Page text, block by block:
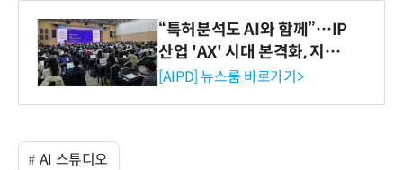
“특허분석도 AI와 함께”…IP
산업 'AX' 시대 본격화, 지식
재산처 1호 AI IP데이터분석
[AIPD] 뉴스룸 바로가기>
AI 스튜디오